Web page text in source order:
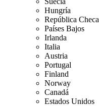
Hungría
República Checa
Países Bajos
Irlanda
Italia
Austria
Portugal
Finland
Norway
Canadá
Estados Unidos